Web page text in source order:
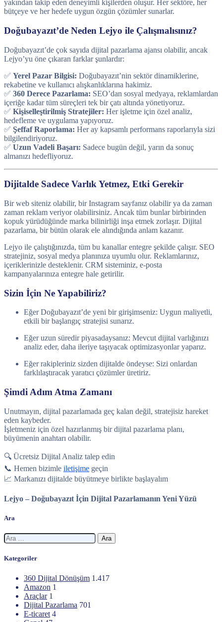
yakından takip eden deneyimli kişilerden oluşur. Her sektöre, her
bütçeye ve her hedefe uygun özgün çözümler sunarlar.
Doğubayazıt’de Neden Lejyo ile Çalışmalısınız?
Doğubayazıt’de çok sayıda dijital pazarlama ajansı olabilir, ancak
Lejyo’yu öne çıkaran farklar şunlardır:
✅ Yerel Pazar Bilgisi: Doğubayazıt’nin sektör dinamiklerine,
rekabetine ve kullanıcı alışkanlıklarına hakimiz.
✅ 360 Derece Pazarlama: SEO’dan sosyal medyaya, reklamlardan
içeriğe kadar tüm süreçleri tek bir çatı altında yönetiyoruz.
✅ Kişiselleştirilmiş Stratejiler: Her işletme için özel analiz,
hedefleme ve uygulama yapıyoruz.
✅ Şeffaf Raporlama: Her ay kapsamlı performans raporlarıyla sizi
bilgilendiriyoruz.
✅ Uzun Vadeli Başarı: Sadece bugün değil, yarın da sonuç
almanızı hedefliyoruz.
Dijitalde Sadece Varlık Yetmez, Etki Gerekir
Bir web siteniz olabilir, bir Instagram sayfanız olabilir ya da zaman
zaman reklam veriyor olabilirsiniz. Ancak tüm bunlar birbirinden
kopuk yürüdüğünde marka bilinirliği inşa etmek zorlaşır. Dijital
pazarlama, bir bütün olarak ele alındığında anlam kazanır.
Lejyo ile çalıştığınızda, tüm bu kanallar entegre şekilde çalışır. SEO
stratejiniz, sosyal medya planınıza uyumlu olur. Reklamlarınız,
içeriklerinizle desteklenir. CRM sisteminiz, e-posta
kampanyalarınıza entegre hale getirilir.
Sizin İçin Ne Yapabiliriz?
Eğer Doğubayazıt’de yeni bir girişimseniz: Uygun maliyetli,
etkili bir başlangıç stratejisi sunarız.
Eğer uzun süredir piyasadaysanız: Mevcut dijital varlığınızı
analiz eder, daha ileriye taşıyacak optimizasyonlar yaparız.
Eğer rakipleriniz sizden dijitalde öndeyse: Sizi onlardan
farklılaştıracak yaratıcı çözümler üretiriz.
Şimdi Adım Atma Zamanı
Unutmayın, dijital pazarlamada geç kalan değil, stratejisiz hareket
eden kaybeder.
İşletmeniz için özel hazırlanmış bir dijital pazarlama planı,
büyümenin anahtarı olabilir.
🔍 Ücretsiz Dijital Analiz talep edin
📞 Hemen bizimle iletişime geçin
📈 Markanızı dijitalde büyütmeye birlikte başlayalım
Lejyo – Doğubayazıt İçin Dijital Pazarlamanın Yeni Yüzü
Ara
Arama:
Kategoriler
360 Dijital Dönüşüm 1.417
Amazon 1
Araçlar 1
Dijital Pazarlama 701
E-ticaret 4